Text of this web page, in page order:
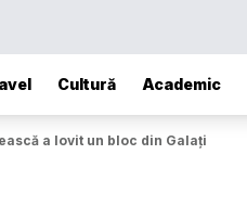
Cultură Academic
a lovit un bloc din Galați